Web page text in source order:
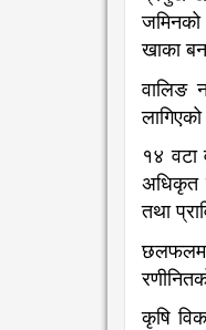
खाका
वालिङ
१४ वटा
अधिकृत
तथा
कृषि